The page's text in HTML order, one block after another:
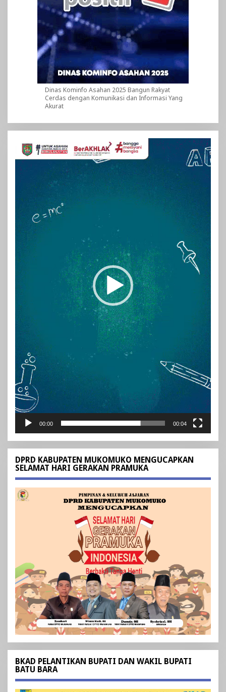
Dinas Kominfo Asahan 2025 Bangun Rakyat
Cerdas dengan Komunikasi dan Informasi Yang
Akurat
Pemutar
Video
00:00 00:04
DPRD KABUPATEN MUKOMUKO MENGUCAPKAN
SELAMAT HARI GERAKAN PRAMUKA
BKAD PELANTIKAN BUPATI DAN WAKIL BUPATI
BATU BARA